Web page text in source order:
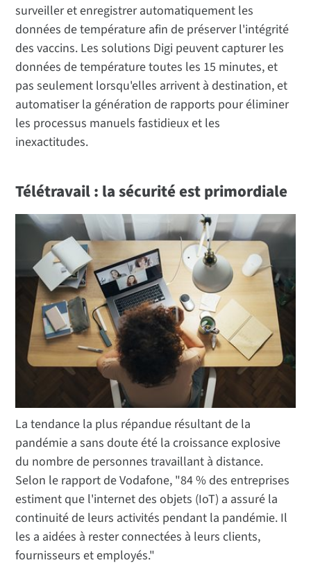
surveiller et enregistrer automatiquement les
données de température afin de préserver l'intégrité
des vaccins. Les solutions Digi peuvent capturer les
données de température toutes les 15 minutes, et
pas seulement lorsqu'elles arrivent à destination, et
automatiser la génération de rapports pour éliminer
les processus manuels fastidieux et les
inexactitudes.
Télétravail : la sécurité est primordiale
La tendance la plus répandue résultant de la
pandémie a sans doute été la croissance explosive
du nombre de personnes travaillant à distance.
Selon le rapport de Vodafone, "84 % des entreprises
estiment que l'internet des objets (IoT) a assuré la
continuité de leurs activités pendant la pandémie. Il
les a aidées à rester connectées à leurs clients,
fournisseurs et employés."